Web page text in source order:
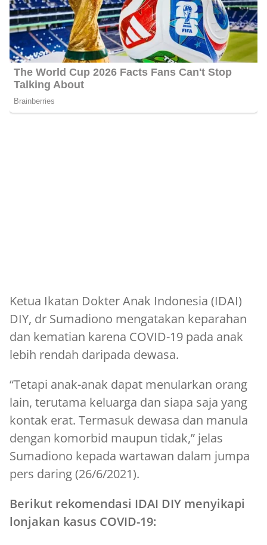
Ketua Ikatan Dokter Anak Indonesia (IDAI)
DIY, dr Sumadiono mengatakan keparahan
dan kematian karena COVID-19 pada anak
lebih rendah daripada dewasa.
“Tetapi anak-anak dapat menularkan orang
lain, terutama keluarga dan siapa saja yang
kontak erat. Termasuk dewasa dan manula
dengan komorbid maupun tidak,” jelas
Sumadiono kepada wartawan dalam jumpa
pers daring (26/6/2021).
Berikut rekomendasi IDAI DIY menyikapi
lonjakan kasus COVID-19: